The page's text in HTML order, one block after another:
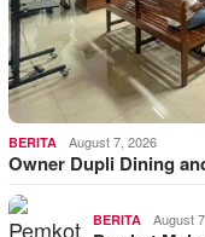
BERITA August 7, 2026
Owner Dupli Dining
BERITA August